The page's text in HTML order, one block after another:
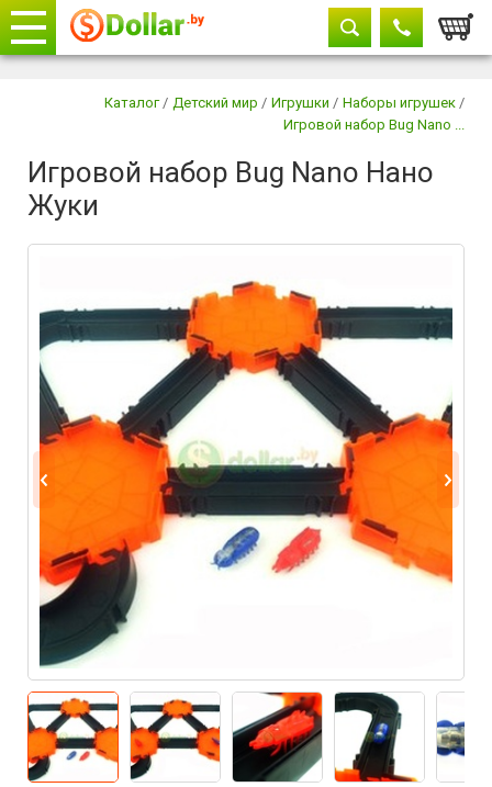
+375 29882-11-33
+375 17
Каталог / Детский мир / Игрушки / Наборы игрушек /
Игровой набор Bug Nano ...
Игровой набор Bug Nano Нано
Жуки